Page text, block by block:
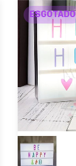
ESGOTADO